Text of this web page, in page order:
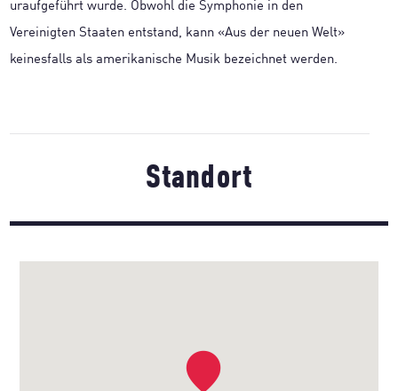
uraufgeführt wurde. Obwohl die Symphonie in den
Vereinigten Staaten entstand, kann «Aus der neuen Welt»
keinesfalls als amerikanische Musik bezeichnet werden.
Standort